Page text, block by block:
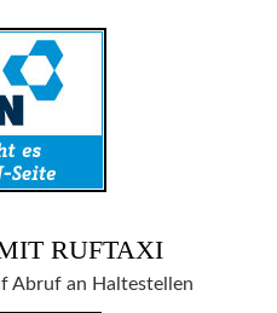
RUFTAXI
Abruf an Haltestellen